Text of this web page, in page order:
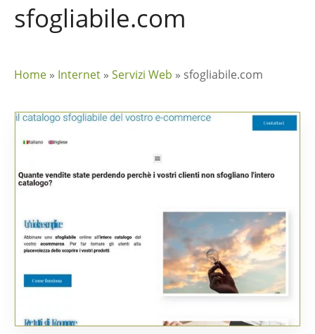
sfogliabile.com
Home » Internet » Servizi Web » sfogliabile.com